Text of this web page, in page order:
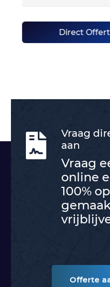
Direct

Vraag
aan
Vraag
online
100%
Offerte